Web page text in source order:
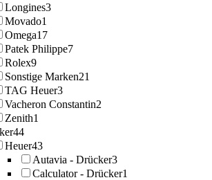
Longines3
Movado1
Omega17
Patek Philippe7
Rolex9
Sonstige Marken21
TAG Heuer3
Vacheron Constantin2
Zenith1
44
Heuer43
Autavia - Drücker3
Calculator - Drücker1